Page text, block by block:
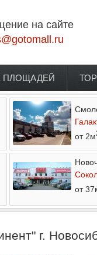
на сайте
ПЛОЩАДЕЙ
от 2м
от
г.